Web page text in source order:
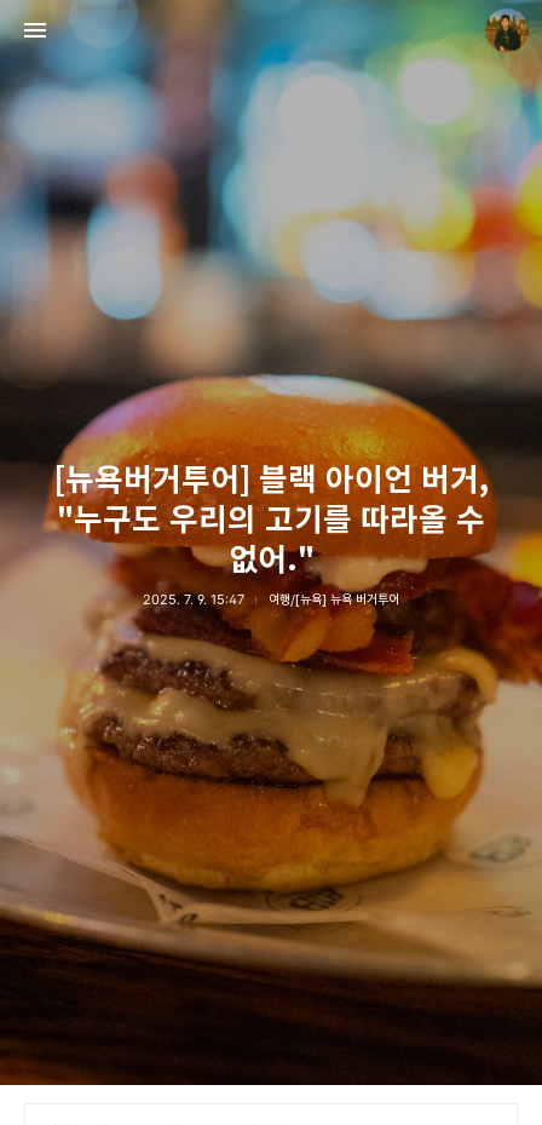
[뉴욕버거투어] 블랙 아이언 버거,
"누구도 우리의 고기를 따라올 수
없어."
2025. 7. 9. 15:47 여행/[뉴욕] 뉴욕 버거투어
빛으로 쓴 편지
mistyfriday